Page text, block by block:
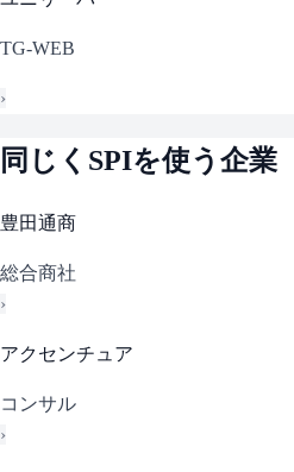
TG-WEB
›
同じく SPIを使う企業
豊田通商
総合商社
›
アクセンチュア
コンサル
›